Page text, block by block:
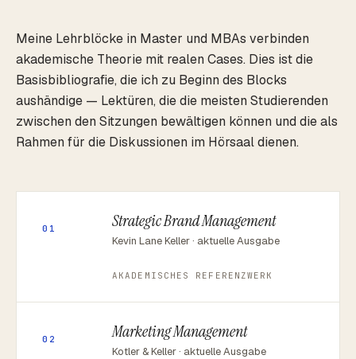
Meine Lehrblöcke in Master und MBAs verbinden
akademische Theorie mit realen Cases. Dies ist die
Basisbibliografie, die ich zu Beginn des Blocks
aushändige — Lektüren, die die meisten Studierenden
zwischen den Sitzungen bewältigen können und die als
Rahmen für die Diskussionen im Hörsaal dienen.
01 Strategic Brand Management
Kevin Lane Keller · aktuelle Ausgabe
AKADEMISCHES REFERENZWERK
02 Marketing Management
Kotler & Keller · aktuelle Ausgabe